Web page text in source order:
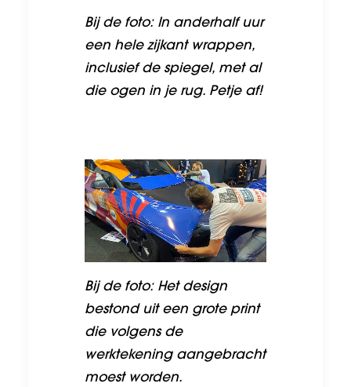
Bij de foto: In anderhalf uur
een hele zijkant wrappen,
inclusief de spiegel, met al
die ogen in je rug. Petje af!
Bij de foto: Het design
bestond uit een grote print
die volgens de
werktekening aangebracht
moest worden.